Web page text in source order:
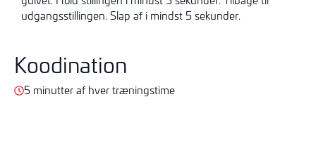
udgangsstillingen. Slap af i mindst 5 sekunder.
Koodination
5 minutter af hver træningstime